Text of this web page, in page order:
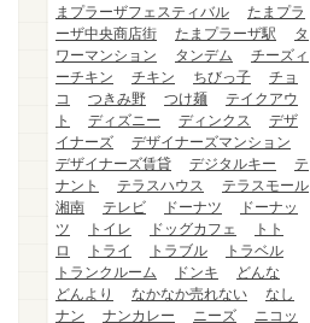
まプラーザフェスティバル
たまプラ
ーザ中央商店街
たまプラーザ駅
タ
ワーマンション
タンデム
チーズィ
ーチキン
チキン ちびっ子
チョ
コ
つきみ野 つけ麺
テイクアウ
ト
ディズニー ディンクス
デザ
イナーズ
デザイナーズマンション
デザイナーズ賃貸
デジタルキー
テ
ナント
テラスハウス
テラスモール
湘南
テレビ ドーナツ
ドーナッ
ツ
トイレ ドッグカフェ
トト
ロ
トライ トラブル
トラベル
トランクルーム
ドンキ
どんな
どんより
なかなか売れない
なし
ナン
ナンカレー ニーズ
ニコッ